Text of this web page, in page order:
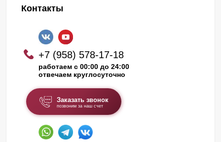
Контакты
+7 (958) 578-17-18
работаем с 00:00 до 24:00
отвечаем круглосуточно
Заказать звонок
позвоним за наш счет